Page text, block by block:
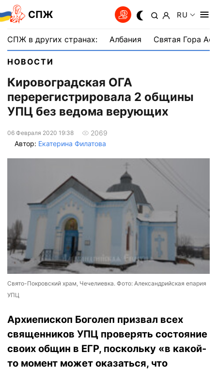
СПЖ RU
СПЖ в других странах: Албания Святая Гора
НОВОСТИ
Кировоградская ОГА
перерегистрировала 2 общины
УПЦ без ведома верующих
06 Февраля 2020 19:38
2069
Автор: Екатерина Филатова
Свято-Покровский храм, Чечелиевка. Фото: Александрийская епария
УПЦ
Архиепископ Боголеп призвал всех
священников УПЦ проверять состояние
своих общин в ЕГР, поскольку «в какой-
то момент может оказаться, что